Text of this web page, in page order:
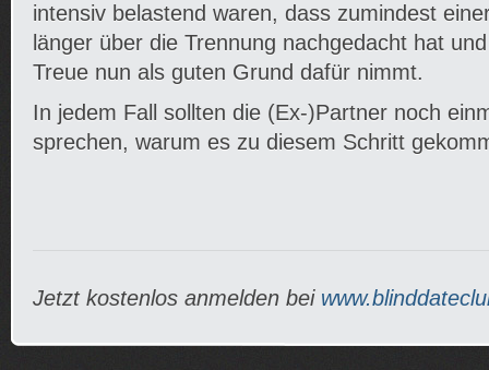
intensiv belastend waren, dass zumindest
länger über die Trennung nachgedacht hat
Treue nun als guten Grund dafür nimmt.
In jedem Fall sollten die (Ex-)Partner noch
sprechen, warum es zu diesem Schritt
Jetzt kostenlos anmelden bei